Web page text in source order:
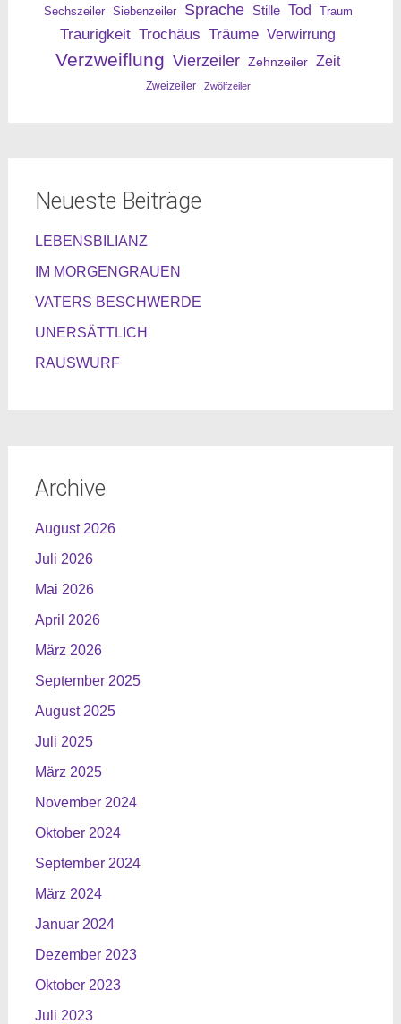
Sechszeiler Siebenzeiler Sprache Stille Tod Traum
Traurigkeit Trochäus Träume Verwirrung
Verzweiflung Vierzeiler Zehnzeiler Zeit
Zweizeiler Zwölfzeiler
Neueste Beiträge
LEBENSBILIANZ
IM MORGENGRAUEN
VATERS BESCHWERDE
UNERSÄTTLICH
RAUSWURF
Archive
August 2026
Juli 2026
Mai 2026
April 2026
März 2026
September 2025
August 2025
Juli 2025
März 2025
November 2024
Oktober 2024
September 2024
März 2024
Januar 2024
Dezember 2023
Oktober 2023
Juli 2023